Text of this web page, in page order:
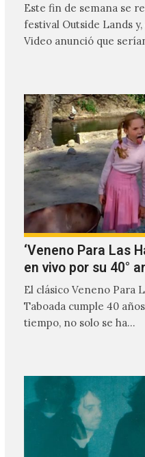
Este fin de semana se
festival Outside Lands
Video anunció que
‘Veneno Para Las
en vivo por su 40°
El clásico Veneno Para
Taboada cumple 40
tiempo, no solo se ha…